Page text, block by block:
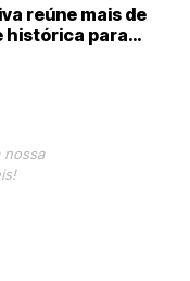
reúne mais de
histórica para
nossa